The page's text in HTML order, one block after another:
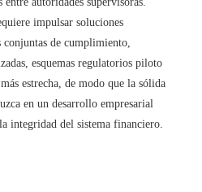
impulsar soluciones
de cumplimiento,
esquemas regulatorios piloto
estrecha, de modo que la sólida
en un desarrollo empresarial
integridad del sistema financiero.